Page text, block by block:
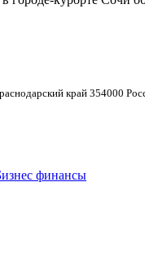
край 354000
финансы